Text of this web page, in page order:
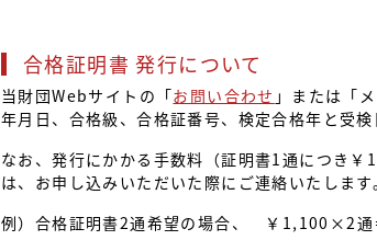
合格証明書 発行について
当財団Webサイトの「お問い合わせ 」または「
年月日、合格級、合格証番号、検定合格年と受
なお、発行にかかる手数料（証明書1通につき
は、お申し込みいただいた際にご連絡いたします
例）合格証明書2通希望の場合、 ￥1,100×2